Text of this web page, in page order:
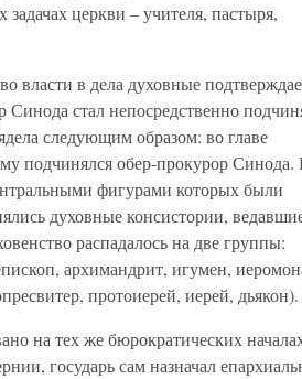
церкви – учителя, пастыря,
власти в дела духовные
стал непосредственно
следующим образом: во главе
подчинялся обер-прокурор Синода.
фигурами которых были
духовные консистории,
распадалось на две группы:
архимандрит, игумен,
протоиерей, иерей, дьякон).
на тех же бюрократических
государь сам назначал